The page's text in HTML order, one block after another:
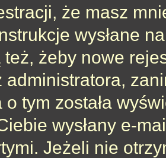
że masz
wysłane
żeby nowe
administratora,
o tym została
wysłany e-
Jeżeli nie